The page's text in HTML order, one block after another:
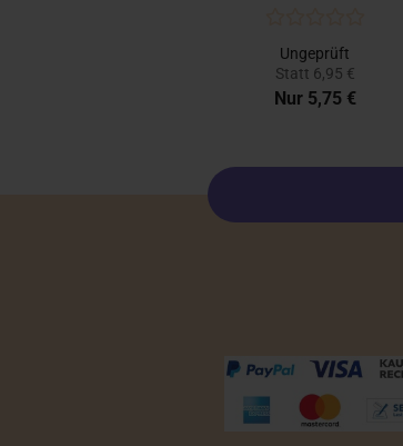
Ungeprüft
Statt 6,95 €
Nur 5,75 €